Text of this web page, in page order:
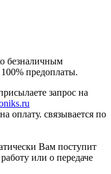
безналичным
предоплаты.
запрос на
оплату. связывается по
Вам поступит
или о передаче